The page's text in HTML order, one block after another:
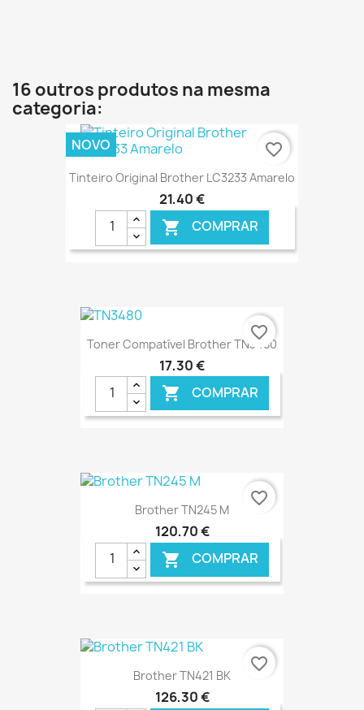
16 outros produtos na mesma
categoria:
Tinteiro Original Brother LC3233 Amarelo
21,40 €
 COMPRAR
NOVO favorite_border
Toner Compatível Brother TN3480
17,30 €
 COMPRAR
€ ONLINE
favorite_border
Brother TN245 M
120,70 €
 COMPRAR
€ ONLINE
favorite_border
Brother TN421 BK
126,30 €
favorite_border